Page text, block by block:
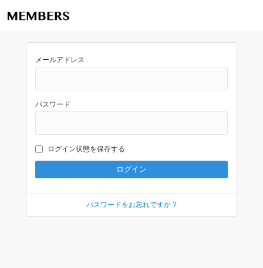
メールアドレス
パスワード
ログイン状態を保存する
パスワードをお忘れですか ?